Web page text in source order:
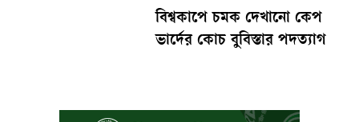
বিশ্বকাপে চমক দেখানো কেপ
ভার্দের কোচ বুবিস্তার পদত্যাগ